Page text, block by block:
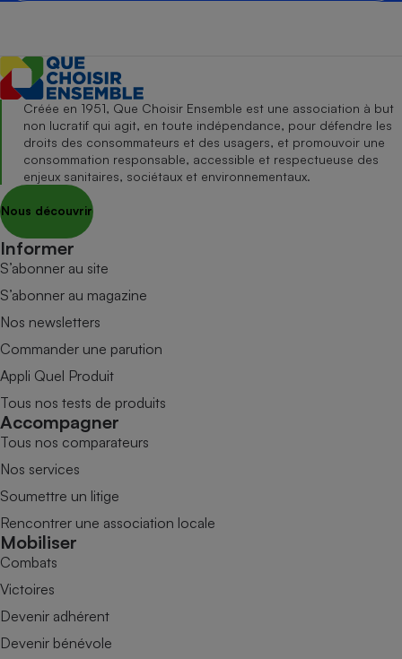
Créée en 1951, Que Choisir Ensemble est une association à but
non lucratif qui agit, en toute indépendance, pour défendre les
droits des consommateurs et des usagers, et promouvoir une
consommation responsable, accessible et respectueuse des
enjeux sanitaires, sociétaux et environnementaux.
Nous découvrir
Informer
S’abonner au site
S’abonner au magazine
Nos newsletters
Commander une parution
Appli Quel Produit
Tous nos tests de produits
Accompagner
Tous nos comparateurs
Nos services
Soumettre un litige
Rencontrer une association locale
Mobiliser
Combats
Victoires
Devenir adhérent
Devenir bénévole